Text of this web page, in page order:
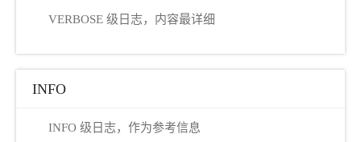
VERBOSE 级日志，内容最详细
INFO
INFO 级日志，作为参考信息